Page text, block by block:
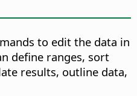
to edit the data in
define ranges, sort
results, outline data,